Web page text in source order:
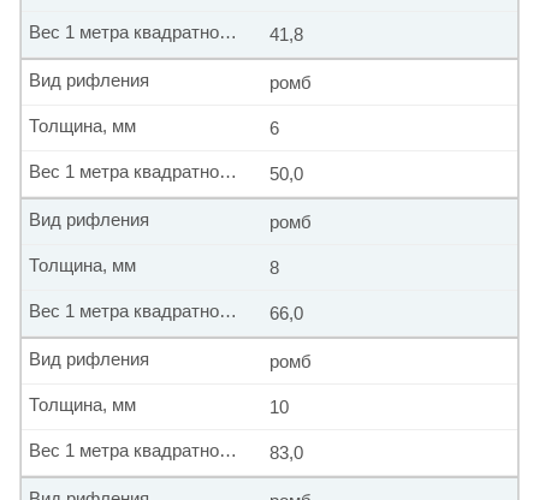
41,8
Вес 1 метра квадратного, кг
ромб
Вид рифления
6
Толщина, мм
50,0
Вес 1 метра квадратного, кг
ромб
Вид рифления
8
Толщина, мм
66,0
Вес 1 метра квадратного, кг
ромб
Вид рифления
10
Толщина, мм
83,0
Вес 1 метра квадратного, кг